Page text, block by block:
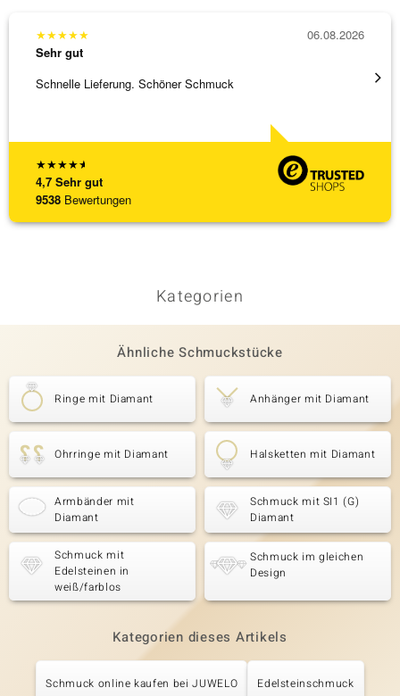
★★★★★
4,7 Sehr gut
9538 Bewertungen
★★★★★
Sehr gut
Schnelle Lieferung. Schöner Schmuck
06.08.2026
Top
Kategorien
Ähnliche Schmuckstücke
Ringe mit Diamant Anhänger mit Diamant
Ohrringe mit Diamant Halsketten mit Diamant
Armbänder mit
Diamant
Schmuck mit SI1 (G)
Diamant
Schmuck mit
Edelsteinen in
weiß/farblos
Schmuck im gleichen
Design
Kategorien dieses Artikels
Schmuck online kaufen bei JUWELO Edelsteinschmuck